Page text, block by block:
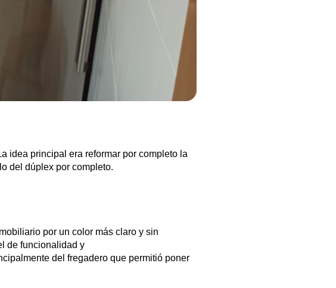
idea principal era reformar por completo la
del dúplex por completo.
por un color más claro y sin
de funcionalidad y
del fregadero que permitió poner